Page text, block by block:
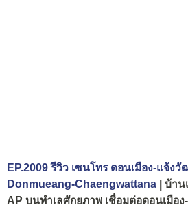
EP.2009 รีวิว เซนโทร ดอนเมือง-แจ้ง
Donmueang-Chaengwattana | บ้า
AP บนทำเลศักยภาพ เชื่อมต่อดอนเมือ